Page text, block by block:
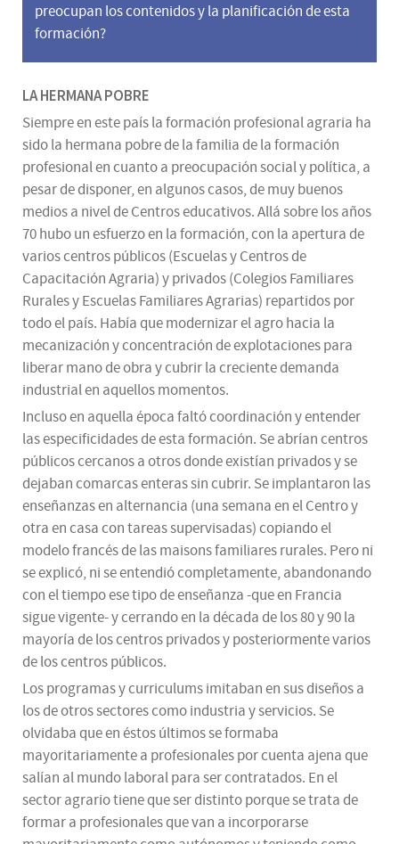
preocupan los contenidos y la planificación de esta
formación?
LA HERMANA POBRE
Siempre en este país la formación profesional agraria ha
sido la hermana pobre de la familia de la formación
profesional en cuanto a preocupación social y política, a
pesar de disponer, en algunos casos, de muy buenos
medios a nivel de Centros educativos. Allá sobre los años
70 hubo un esfuerzo en la formación, con la apertura de
varios centros públicos (Escuelas y Centros de
Capacitación Agraria) y privados (Colegios Familiares
Rurales y Escuelas Familiares Agrarias) repartidos por
todo el país. Había que modernizar el agro hacia la
mecanización y concentración de explotaciones para
liberar mano de obra y cubrir la creciente demanda
industrial en aquellos momentos.
Incluso en aquella época faltó coordinación y entender
las especificidades de esta formación. Se abrían centros
públicos cercanos a otros donde existían privados y se
dejaban comarcas enteras sin cubrir. Se implantaron las
enseñanzas en alternancia (una semana en el Centro y
otra en casa con tareas supervisadas) copiando el
modelo francés de las maisons familiares rurales. Pero ni
se explicó, ni se entendió completamente, abandonando
con el tiempo ese tipo de enseñanza -que en Francia
sigue vigente- y cerrando en la década de los 80 y 90 la
mayoría de los centros privados y posteriormente varios
de los centros públicos.
Los programas y curriculums imitaban en sus diseños a
los de otros sectores como industria y servicios. Se
olvidaba que en éstos últimos se formaba
mayoritariamente a profesionales por cuenta ajena que
salían al mundo laboral para ser contratados. En el
sector agrario tiene que ser distinto porque se trata de
formar a profesionales que van a incorporarse